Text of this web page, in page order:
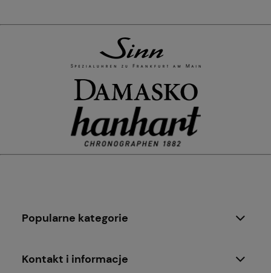
Popularne kategorie
Kontakt i informacje